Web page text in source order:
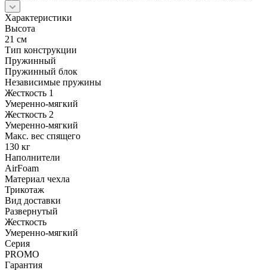
Характеристики
Высота
21 см
Тип конструкции
Пружинный
Пружинный блок
Независимые пружины
Жесткость 1
Умеренно-мягкий
Жесткость 2
Умеренно-мягкий
Макс. вес спящего
130 кг
Наполнители
AirFoam
Материал чехла
Трикотаж
Вид доставки
Развернутый
Жесткость
Умеренно-мягкий
Серия
PROMO
Гарантия